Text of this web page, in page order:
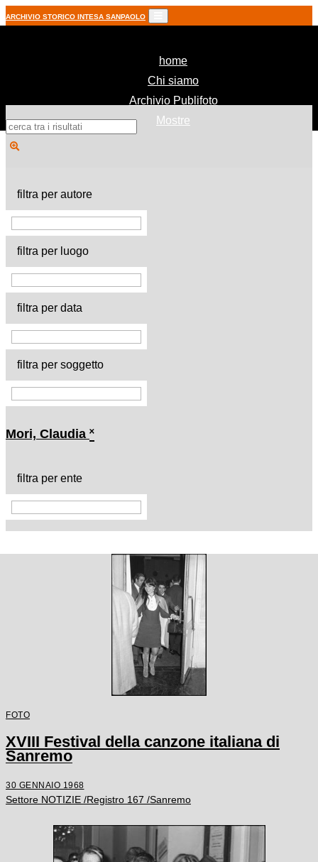
ARCHIVIO STORICO INTESA SANPAOLO
home(current)
Chi siamo
Archivio Publifoto
Mostre
filtra per autore
filtra per luogo
filtra per data
filtra per soggetto
Mori, Claudia ˟
filtra per ente
FOTO
XVIII Festival della canzone italiana di
Sanremo
30 GENNAIO 1968
Settore NOTIZIE /Registro 167 /Sanremo